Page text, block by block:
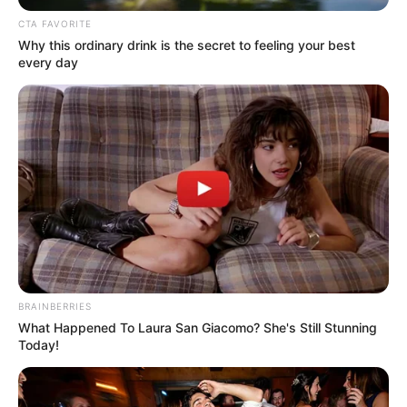
Ακολουθήστε το evianews.com στοGoogle
News
ΤΑ ΠΙΟ ΔΗΜΟΦΙΛΗ
CTA FAVORITE
Why this ordinary drink is the secret to feeling your best
every day
BRAINBERRIES
What Happened To Laura San Giacomo? She's Still Stunning
Today!